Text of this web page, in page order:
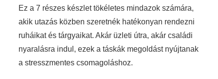
Ez a 7 részes készlet tökéletes mindazok számára,
akik utazás közben szeretnék hatékonyan rendezni
ruháikat és tárgyaikat. Akár üzleti útra, akár családi
nyaralásra indul, ezek a táskák megoldást nyújtanak
a stresszmentes csomagoláshoz.